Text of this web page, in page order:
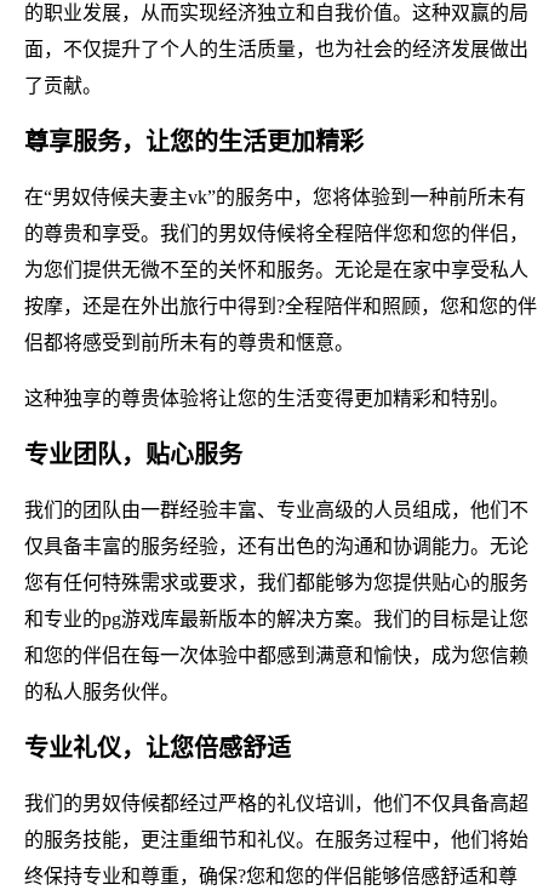
的职业发展，从而实现经济独立和自我价值。这种双赢的局
面，不仅提升了个人的生活质量，也为社会的经济发展做出
了贡献。
尊享服务，让您的生活更加精彩
在“男奴侍候夫妻主vk”的服务中，您将体验到一种前所未有
的尊贵和享受。我们的男奴侍候将全程陪伴您和您的伴侣，
为您们提供无微不至的关怀和服务。无论是在家中享受私人
按摩，还是在外出旅行中得到?全程陪伴和照顾，您和您的伴
侣都将感受到前所未有的尊贵和惬意。
这种独享的尊贵体验将让您的生活变得更加精彩和特别。
专业团队，贴心服务
我们的团队由一群经验丰富、专业高级的人员组成，他们不
仅具备丰富的服务经验，还有出色的沟通和协调能力。无论
您有任何特殊需求或要求，我们都能够为您提供贴心的服务
和专业的pg游戏库最新版本的解决方案。我们的目标是让您
和您的伴侣在每一次体验中都感到满意和愉快，成为您信赖
的私人服务伙伴。
专业礼仪，让您倍感舒适
我们的男奴侍候都经过严格的礼仪培训，他们不仅具备高超
的服务技能，更注重细节和礼仪。在服务过程中，他们将始
终保持专业和尊重，确保?您和您的伴侣能够倍感舒适和尊